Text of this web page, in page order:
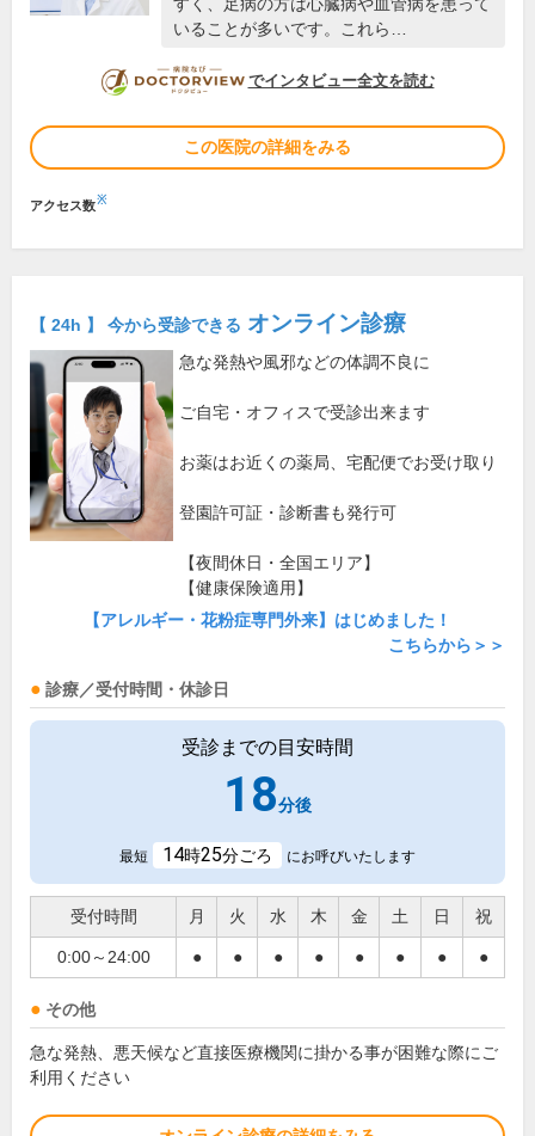
すく、足病の方は心臓病や血管病を患って
いることが多いです。これら…
DOCTORVIEW
でインタビュー全文を読む
この医院の詳細をみる
アクセス数※
【 24h 】 今から受診できる オンライン診療
急な発熱や風邪などの体調不良に
ご自宅・オフィスで受診出来ます
お薬はお近くの薬局、宅配便でお受け取り
登園許可証・診断書も発行可
【夜間休日・全国エリア】
【健康保険適用】
【アレルギー・花粉症専門外来】はじめました！
こちらから＞＞
診療／受付時間・休診日
受診までの目安時間
18分後
最短 14時25分ごろ にお呼びいたします
受付時間 月 火 水 木 金 土 日 祝
0:00～24:00 ● ● ● ● ● ● ● ●
その他
急な発熱、悪天候など直接医療機関に掛かる事が困難な際にご
利用ください